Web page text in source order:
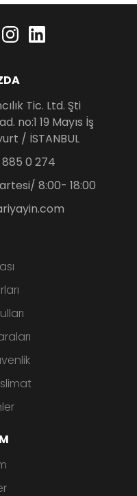
instagram
Tic. Ltd. Şti
no:1 19 Mayıs İş
/ İSTANBUL
0 274
8:00- 18:00